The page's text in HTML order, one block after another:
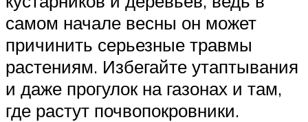
самом начале весны он может
причинить серьезные травмы
растениям. Избегайте утаптывания
и даже прогулок на газонах и там,
где растут почвопокровники.